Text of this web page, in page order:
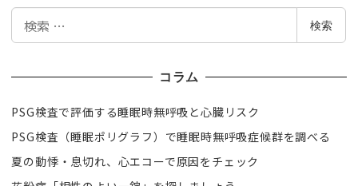
索
検索
コラム
PSG検査で評価する睡眠時無呼吸と心臓リスク
PSG検査（睡眠ポリグラフ）で睡眠時無呼吸症候群を調べる
夏の動悸・息切れ、心エコーで原因をチェック